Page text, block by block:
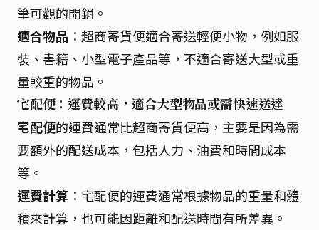
筆可觀的開銷。
適合物品 ：超商寄貨便適合寄送輕便小物，例如服
裝、書籍、小型電子產品等，不適合寄送大型或重
量較重的物品。
宅配便：運費較高，適合大型物品或需快速送達
宅配便的運費通常比超商寄貨便高，主要是因為需
要額外的配送成本，包括人力、油費和時間成本
等。
運費計算 ：宅配便的運費通常根據物品的重量和體
積來計算，也可能因距離和配送時間有所差異。